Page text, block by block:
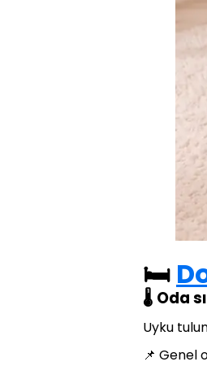
🛏️
🌡️ Oda
Uyku
📌 Genel